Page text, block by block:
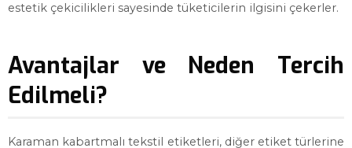
estetik çekicilikleri sayesinde tüketicilerin ilgisini çekerler.
Avantajlar ve Neden Tercih
Edilmeli?
Karaman kabartmalı tekstil etiketleri, diğer etiket türlerine